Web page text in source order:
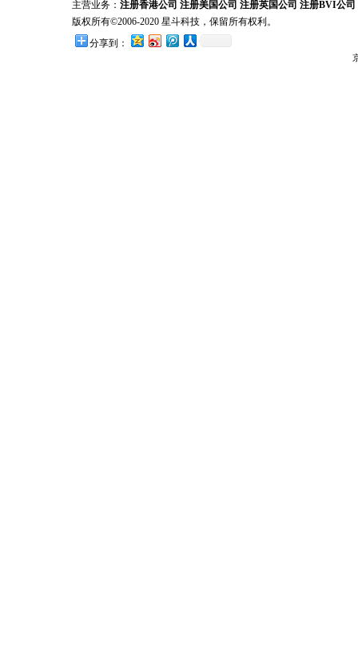
主营业务： 注册香港公司 注册美国公司 注册英国公司 注册BVI公司
版权所有©2006-2020 星斗科技，保留所有权利。
分享到：